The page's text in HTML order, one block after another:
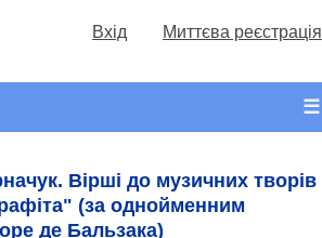
Вхід Миттєва реєстрація
☰
Вірші до музичних творів
(за однойменним
де Бальзака)